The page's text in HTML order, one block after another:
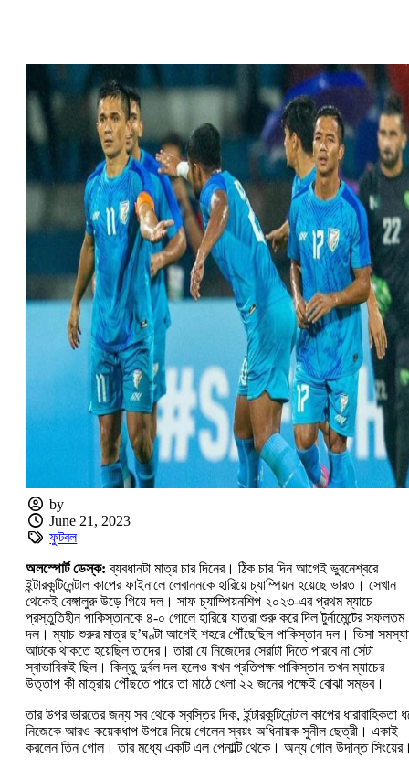
by
June 21, 2023
ফুটবল
অলস্পোর্ট ডেস্ক: ব্যবধানটা মাত্র চার দিনের। ঠিক চার দিন আগেই ভুবনেশ্বরে
ইন্টারকন্টিনেন্টাল কাপের ফাইনালে লেবাননকে হারিয়ে চ্যাম্পিয়‌ন হয়েছে ভারত। সেখান
থেকেই বেঙ্গালুরু উড়ে গিয়ে দল। সাফ চ্যাম্পিয়নশিপ ২০২৩-এর প্রথম ম্যাচে
প্রস্তুতিহীন পাকিস্তানকে ৪-০ গোলে হারিয়ে যাত্রা শুরু করে দিল টুর্নামেন্টের সফলতম
দল। ম্যাচ শুরুর মাত্র ছ’ঘণ্টা আগেই শহরে পৌঁছেছিল পাকিস্তান দল। ভিসা
আটকে থাকতে হয়েছিল তাদের। তারা যে নিজেদের সেরাটা দিতে পারবে না সেটা
স্বাভাবিকই ছিল। কিন্তু দুর্বল দল হলেও যখন প্রতিপক্ষ পাকিস্তান তখন ম্যাচের
উত্তাপ কী মাত্রায় পৌঁছতে পারে তা মাঠে খেলা ২২ জনের পক্ষেই বোঝা সম্ভব।
তার উপর ভারতের জন্য সব থেকে স্বস্তির দিক, ইন্টারকন্টিনেন্টাল কাপের ধারাবাহিকতা
নিজেকে আরও কয়েকধাপ উপরে নিয়ে গেলেন স্বয়ং অধিনায়ক সুনীল ছেত্রী। একাই
করলেন তিন গোল। তার মধ্যে একটি এল পেনাল্টি থেকে। অন্য গোল উদান্ত